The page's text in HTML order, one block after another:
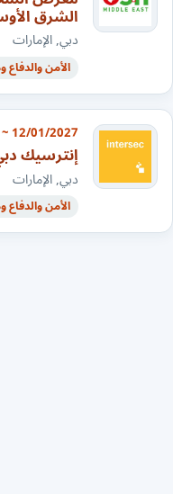
الشرق
دبي, الإمارات
الأمن
12/01/2027 ~ 14/01/2027
إنترسيك
دبي, الإمارات
الأمن